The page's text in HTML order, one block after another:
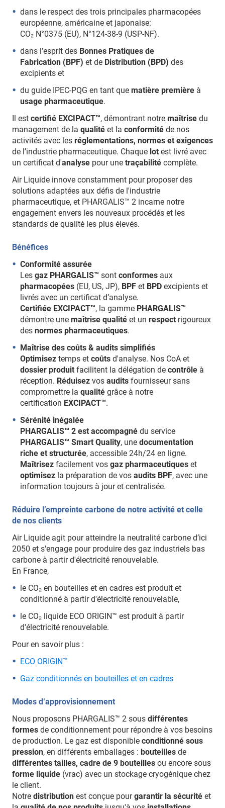
dans le respect des trois principales pharmacopées
européenne, américaine et japonaise:
CO₂ N°0375 (EU), N°124-38-9 (USP-NF).
dans l’esprit des Bonnes Pratiques de
Fabrication (BPF) et de Distribution (BPD) des
excipients et
du guide IPEC-PQG en tant que matière première à
usage pharmaceutique.
Il est certifié EXCIPACT™, démontrant notre maîtrise du
management de la qualité et la conformité de nos
activités avec les réglementations, normes et exigences
de l’industrie pharmaceutique. Chaque lot est livré avec
un certificat d'analyse pour une traçabilité complète.
Air Liquide innove constamment pour proposer des
solutions adaptées aux défis de l'industrie
pharmaceutique, et PHARGALIS™ 2 incarne notre
engagement envers les nouveaux procédés et les
standards de qualité les plus élevés.
Bénéfices
Conformité assurée
Les gaz PHARGALIS™ sont conformes aux
pharmacopées (EU, US, JP), BPF et BPD excipients et
livrés avec un certificat d’analyse.
Certifiée EXCIPACT™, la gamme PHARGALIS™
démontre une maîtrise qualité et un respect rigoureux
des normes pharmaceutiques.
Maîtrise des coûts & audits simplifiés
Optimisez temps et coûts d'analyse. Nos CoA et
dossier produit facilitent la délégation de contrôle à
réception. Réduisez vos audits fournisseur sans
compromettre la qualité grâce à notre
certification EXCIPACT™.
Sérénité inégalée
PHARGALIS™ 2 est accompagné du service
PHARGALIS™ Smart Quality, une documentation
riche et structurée, accessible 24h/24 en ligne.
Maîtrisez facilement vos gaz pharmaceutiques et
optimisez la préparation de vos audits BPF, avec une
information toujours à jour et centralisée.
Réduire l’empreinte carbone de notre activité et celle
de nos clients
Air Liquide agit pour atteindre la neutralité carbone d’ici
2050 et s'engage pour produire des gaz industriels bas
carbone à partir d'électricité renouvelable.
En France,
le CO₂ en bouteilles et en cadres est produit et
conditionné à partir d'électricité renouvelable,
le CO₂ liquide ECO ORIGIN™ est produit à partir
d'électricité renouvelable.
Pour en savoir plus :
ECO ORIGIN™
Gaz conditionnés en bouteilles et en cadres
Modes d‘approvisionnement
Nous proposons PHARGALIS™ 2 sous différentes
formes de conditionnement pour répondre à vos besoins
de production. Le gaz est disponible conditionné sous
pression, en différents emballages : bouteilles de
différentes tailles, cadre de 9 bouteilles ou encore sous
forme liquide (vrac) avec un stockage cryogénique chez
le client.
Notre distribution est conçue pourgarantir la sécurité et